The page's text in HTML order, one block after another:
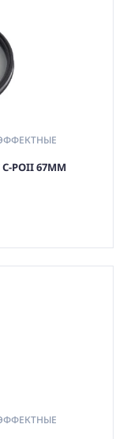
POII 67MM